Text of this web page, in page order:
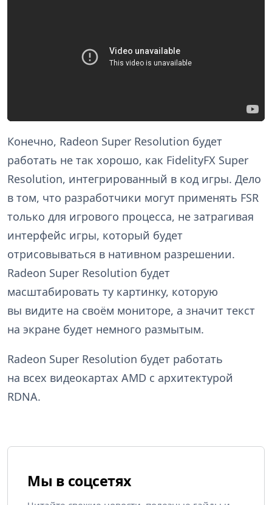
Конечно, Radeon Super Resolution будет
работать не так хорошо, как FidelityFX Super
Resolution, интегрированный в код игры. Дело
в том, что разработчики могут применять FSR
только для игрового процесса, не затрагивая
интерфейс игры, который будет
отрисовываться в нативном разрешении.
Radeon Super Resolution будет
масштабировать ту картинку, которую
вы видите на своём мониторе, а значит текст
на экране будет немного размытым.
Radeon Super Resolution будет работать
на всех видеокартах AMD с архитектурой
RDNA.
Мы в соцсетях